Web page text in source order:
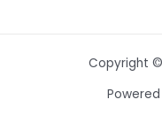
Copyright